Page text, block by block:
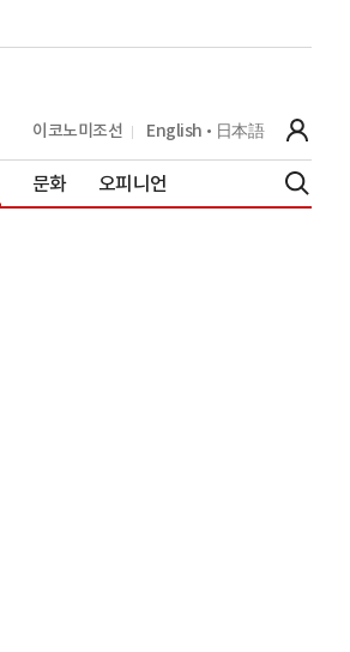
이코노미조선 English 日本語
문화 오피니언